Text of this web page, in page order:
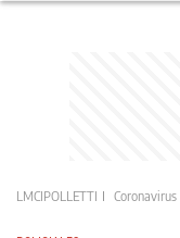
LMCIPOLLETTI Coronavirus